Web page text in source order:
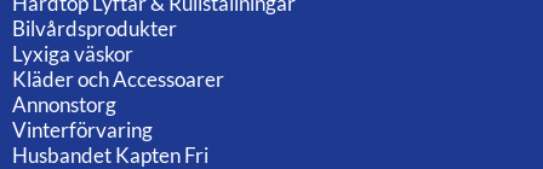
Bilvårdsprodukter
Lyxiga väskor
Kläder och Accessoarer
Annonstorg
Vinterförvaring
Husbandet Kapten Fri